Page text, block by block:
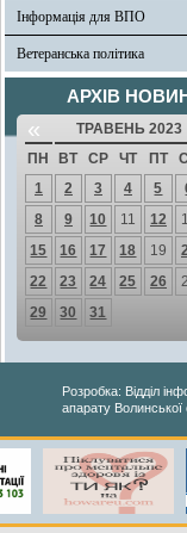
Інформація для ВПО
Ветеранська політика
АРХІВ
« ТРАВЕНЬ 2023
ПН ВТ СР ЧТ ПТ
1
2 3 4 5
8
9 10 11 12
15
16 17 18 19
22
23 24 25 26
29
30 31
Розробка: Відділ
апарату Волинської